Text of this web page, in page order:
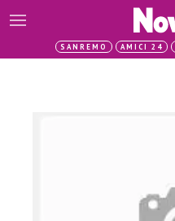
SANREMO AMICI 24